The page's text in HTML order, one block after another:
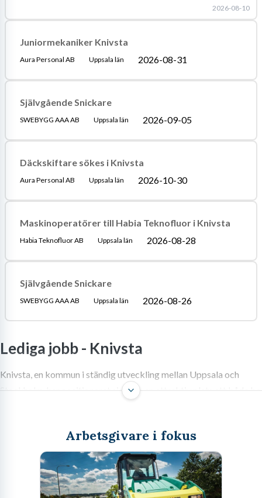
2026-08-10
Juniormekaniker Knivsta
Aura Personal AB Uppsala län 2026-08-31
Självgående Snickare
SWEBYGG AAA AB Uppsala län 2026-09-05
Däckskiftare sökes i Knivsta
Aura Personal AB Uppsala län 2026-10-30
Maskinoperatörer till Habia Teknofluor i Knivsta
Habia Teknofluor AB Uppsala län 2026-08-28
Självgående Snickare
SWEBYGG AAA AB Uppsala län 2026-08-26
Lediga jobb - Knivsta
Knivsta, en kommun i ständig utveckling mellan Uppsala och
Stockholm, har positionerat sig som en attraktiv plats att både bo
jobbmöjligheter för dig som söker nästa steg i din karriär.
Arbetsgivare i fokus